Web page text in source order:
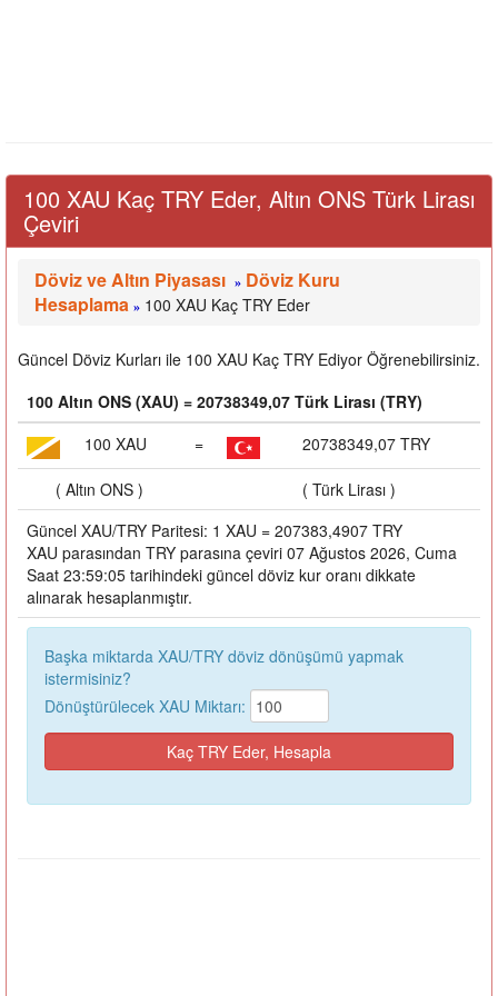
100 XAU Kaç TRY Eder, Altın ONS Türk Lirası
Çeviri
Döviz ve Altın Piyasası » Döviz Kuru
Hesaplama » 100 XAU Kaç TRY Eder
Güncel Döviz Kurları ile 100 XAU Kaç TRY Ediyor Öğrenebilirsiniz.
100 Altın ONS (XAU) = 20738349,07 Türk Lirası (TRY)
100 XAU
= 20738349,07 TRY
( Altın ONS )
( Türk Lirası )
Güncel XAU/TRY Paritesi: 1 XAU = 207383,4907 TRY
XAU parasından TRY parasına çeviri 07 Ağustos 2026, Cuma
Saat 23:59:05 tarihindeki güncel döviz kur oranı dikkate
alınarak hesaplanmıştır.
Başka miktarda XAU/TRY döviz dönüşümü yapmak
istermisiniz?
Dönüştürülecek XAU Miktarı: